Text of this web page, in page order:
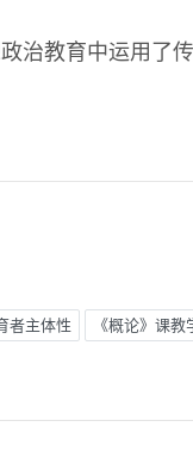
治教育中运用了
者主体性 《概论》课教